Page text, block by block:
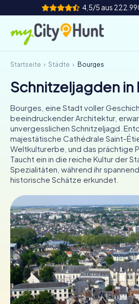
4,5/5 aus
So funktioniert's
Städte
Touren
Teamevent
Tickets
ES
FR UK
IT
NL
Tickets
Gutscheine
Startseite Städte Bourges
Schnitzeljagden
Bourges, eine Stadt voller
beeindruckender Architektur,
unvergesslichen Schnitzeljagd.
majestätische Cathédrale Saint-
Weltkulturerbe, und das prächtige
Taucht ein in die reiche Kultur der
Spezialitäten, während ihr
historische Schätze erkundet.